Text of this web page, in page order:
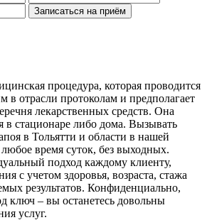
Записаться на приём
процедура, которая проводится
в отрасли протоколам и предполагает
лекарственных средств. Она
в стационаре либо дома. Вызывать
в Тольятти и области в нашей
время суток, без выходных.
подход каждому клиенту,
с учетом здоровья, возраста, стажа
результатов. Конфиденциально,
ключ – вы останетесь довольны
услуг.